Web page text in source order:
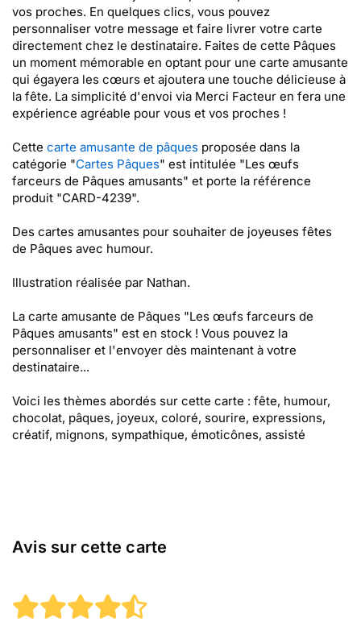
vos proches. En quelques clics, vous pouvez
personnaliser votre message et faire livrer votre carte
directement chez le destinataire. Faites de cette Pâques
un moment mémorable en optant pour une carte amusante
qui égayera les cœurs et ajoutera une touche délicieuse à
la fête. La simplicité d'envoi via Merci Facteur en fera une
expérience agréable pour vous et vos proches !
Cette carte amusante de pâques proposée dans la
catégorie "Cartes Pâques" est intitulée "Les œufs
farceurs de Pâques amusants" et porte la référence
produit "CARD-4239".
Des cartes amusantes pour souhaiter de joyeuses fêtes
de Pâques avec humour.
Illustration réalisée par Nathan.
La carte amusante de Pâques "Les œufs farceurs de
Pâques amusants" est en stock ! Vous pouvez la
personnaliser et l'envoyer dès maintenant à votre
destinataire...
Voici les thèmes abordés sur cette carte : fête, humour,
chocolat, pâques, joyeux, coloré, sourire, expressions,
créatif, mignons, sympathique, émoticônes, assisté
Avis sur cette carte